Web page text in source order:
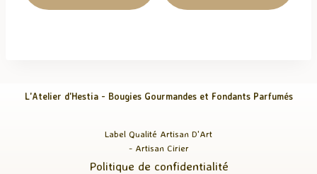
L'Atelier d'Hestia - Bougies Gourmandes et Fondants Parfumés
Label Qualité Artisan D'Art
- Artisan Cirier
Politique de confidentialité